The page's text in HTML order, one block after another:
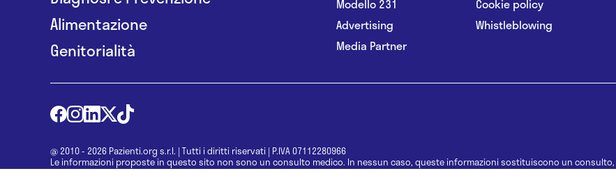
Alimentazione
Genitorialità
Modello 231
Advertising
Media Partner
Cookie policy
Whistleblowing
@ 2010 - 2026 Pazienti.org s.r.l. | Tutti i diritti riservati | P.IVA 07112280966
Le informazioni proposte in questo sito non sono un consulto medico. In nessun caso, queste informazioni sostituiscono un
una diagnosi formulata dal medico. Non si devono considerare le informazioni disponibili come suggerimenti per la formulazione di